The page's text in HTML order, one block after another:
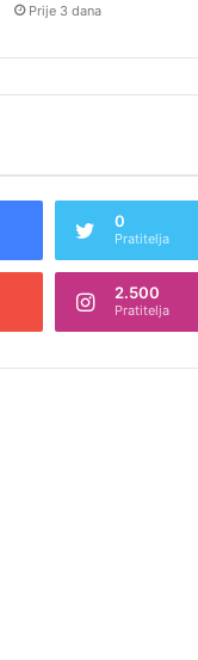
Prije 3 dana
0
Pratitelja
2.500
Pratitelja